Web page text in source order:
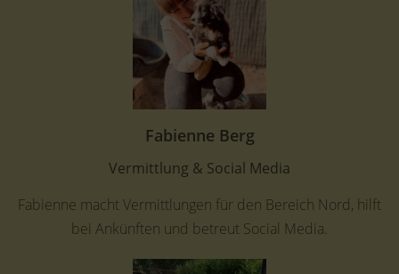
Fabienne Berg
Vermittlung & Social Media
Fabienne macht Vermittlungen für den Bereich Nord, hilft
bei Ankünften und betreut Social Media.